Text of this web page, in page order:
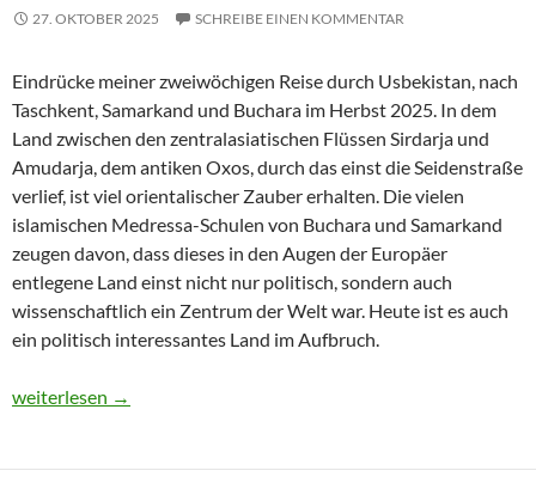
27. OKTOBER 2025 SCHREIBE EINEN KOMMENTAR
Eindrücke meiner zweiwöchigen Reise durch Usbekistan, nach
Taschkent, Samarkand und Buchara im Herbst 2025. In dem
Land zwischen den zentralasiatischen Flüssen Sirdarja und
Amudarja, dem antiken Oxos, durch das einst die Seidenstraße
verlief, ist viel orientalischer Zauber erhalten. Die vielen
islamischen Medressa-Schulen von Buchara und Samarkand
zeugen davon, dass dieses in den Augen der Europäer
entlegene Land einst nicht nur politisch, sondern auch
wissenschaftlich ein Zentrum der Welt war. Heute ist es auch
ein politisch interessantes Land im Aufbruch.
Usbekistan 2025: Unterwegs in einem Land im Aufbruch
weiterlesen →